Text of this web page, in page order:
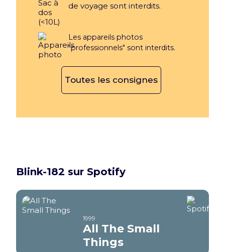
de voyage sont interdits.
Les appareils photos
"professionnels" sont interdits.
Toutes les consignes
Blink-182 sur Spotify
All The Small
Things
1999